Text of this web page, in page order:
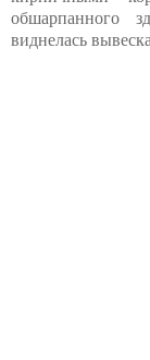
обшарпанного
виднелась